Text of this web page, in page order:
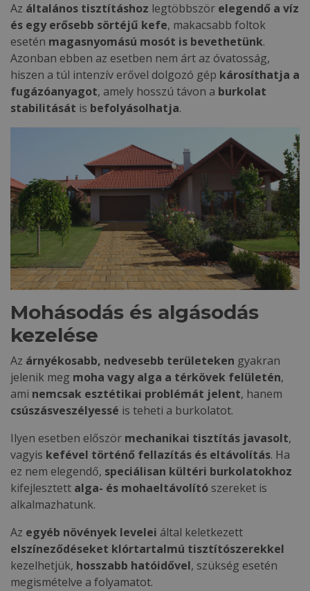
Az általános tisztításhoz legtöbbször elegendő a víz
és egy erősebb sörtéjű kefe, makacsabb foltok
esetén magasnyomású mosót is bevethetünk.
Azonban ebben az esetben nem árt az óvatosság,
hiszen a túl intenzív erővel dolgozó gép károsíthatja a
fugázóanyagot, amely hosszú távon a burkolat
stabilitását is befolyásolhatja.
Mohásodás és algásodás
kezelése
Az árnyékosabb, nedvesebb területeken gyakran
jelenik meg moha vagy alga a térkövek felületén,
ami nemcsak esztétikai problémát jelent, hanem
csúszásveszélyessé is teheti a burkolatot.
Ilyen esetben először mechanikai tisztítás javasolt,
vagyis kefével történő fellazítás és eltávolítás. Ha
ez nem elegendő, speciálisan kültéri burkolatokhoz
kifejlesztett alga- és mohaeltávolító szereket is
alkalmazhatunk.
Az egyéb növények levelei által keletkezett
elszíneződéseket klórtartalmú tisztítószerekkel
kezelhetjük, hosszabb hatóidővel, szükség esetén
megismételve a folyamatot.